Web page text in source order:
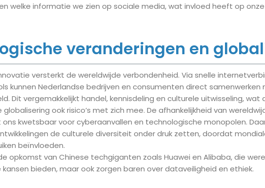
welke informatie we zien op sociale media, wat invloed heeft op
veranderingen en
versterkt de wereldwijde verbondenheid. Via snelle
kunnen Nederlandse bedrijven en consumenten direct samenwerken
Dit vergemakkelijkt handel, kennisdeling en culturele uitwisseling, wat
ook risico’s met zich mee. De afhankelijkheid van
kwetsbaar voor cyberaanvallen en technologische monopolen.
de culturele diversiteit onder druk zetten, doordat
beïnvloeden.
opkomst van Chinese techgiganten zoals Huawei en Alibaba, die
kansen bieden, maar ook zorgen baren over dataveiligheid en ethiek.